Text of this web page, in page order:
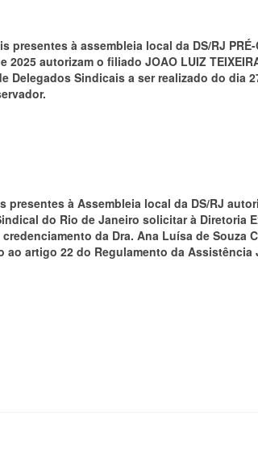
presentes à assembleia local da DS/RJ PRÉ-
autorizam o filiado JOAO LUIZ
Delegados Sindicais a ser realizado do dia
presentes à Assembleia local da DS/RJ
do Rio de Janeiro solicitar à Diretoria
da Dra. Ana Luísa de Souza
ao artigo 22 do Regulamento da Assistência